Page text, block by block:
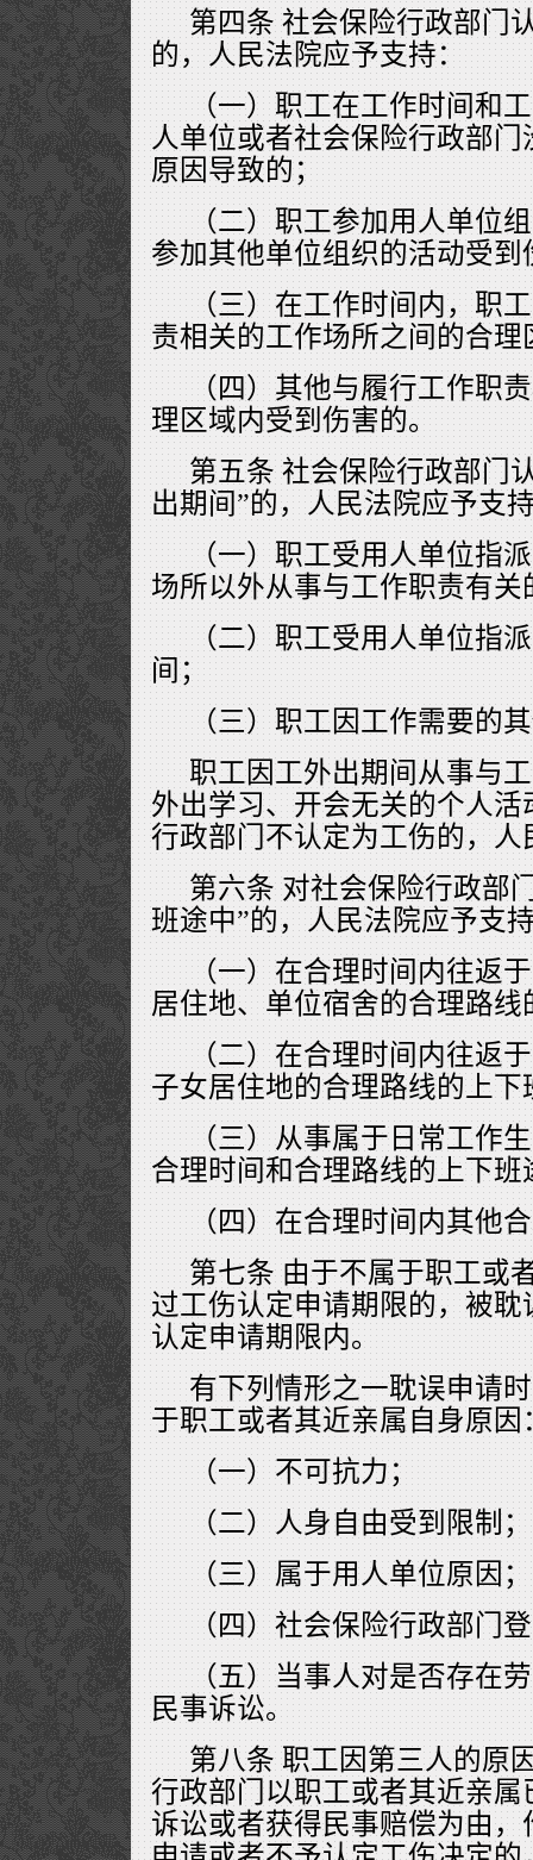
第四条 社会保险行政部门
的，人民法院应予支持：
（一）职工在工作时间和
人单位或者社会保险行政部
原因导致的；
（二）职工参加用人单位
参加其他单位组织的活动受到
（三）在工作时间内，职
责相关的工作场所之间的合
（四）其他与履行工作职
理区域内受到伤害的。
第五条 社会保险行政部门
出期间”的，人民法院应予支
（一）职工受用人单位指
场所以外从事与工作职责有关
（二）职工受用人单位指
间；
（三）职工因工作需要的
职工因工外出期间从事与
外出学习、开会无关的个人
行政部门不认定为工伤的，人
第六条 对社会保险行政部
班途中”的，人民法院应予支
（一）在合理时间内往返
居住地、单位宿舍的合理路
（二）在合理时间内往返
子女居住地的合理路线的上下
（三）从事属于日常工作
合理时间和合理路线的上下班
（四）在合理时间内其他
第七条 由于不属于职工或
过工伤认定申请期限的，被
认定申请期限内。
有下列情形之一耽误申请
于职工或者其近亲属自身原因
（一）不可抗力；
（二）人身自由受到限制；
（三）属于用人单位原因；
（四）社会保险行政部门
（五）当事人对是否存在
民事诉讼。
第八条 职工因第三人的原
行政部门以职工或者其近亲
诉讼或者获得民事赔偿为由